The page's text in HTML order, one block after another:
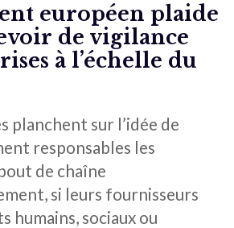
européen plaide
de vigilance
à l’échelle du
planchent sur l’idée de
responsables les
de chaîne
si leurs fournisseurs
humains, sociaux ou